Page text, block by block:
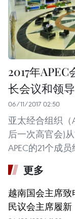
2017年
长会议和领
06/11/2017 02:50
亚太经合组织（
后一次高官会)
APEC的21个成
更多
越南国会主席
民议会主席履新